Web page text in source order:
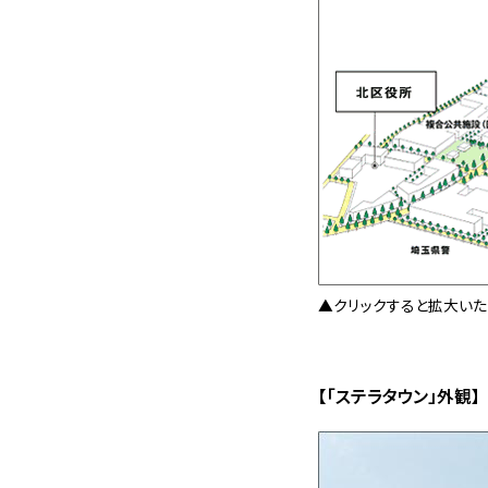
▲クリックすると拡大いた
【「ステラタウン」外観】